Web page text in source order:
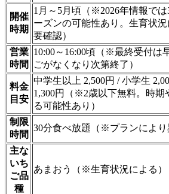
開催
時期
1月～5月頃（※2026年情報で
ーズンの可能性あり。生育状
要確認）
営業
時間
10:00～16:00頃（※最終受付は
ごがなくなり次第終了）
料金
目安
中学生以上 2,500円 / 小学生
1,300円（※2歳以下無料。時期
る可能性あり）
制限
時間
30分食べ放題（※プランにより
主な
いち
ご品
種
あまおう（※生育状況による）